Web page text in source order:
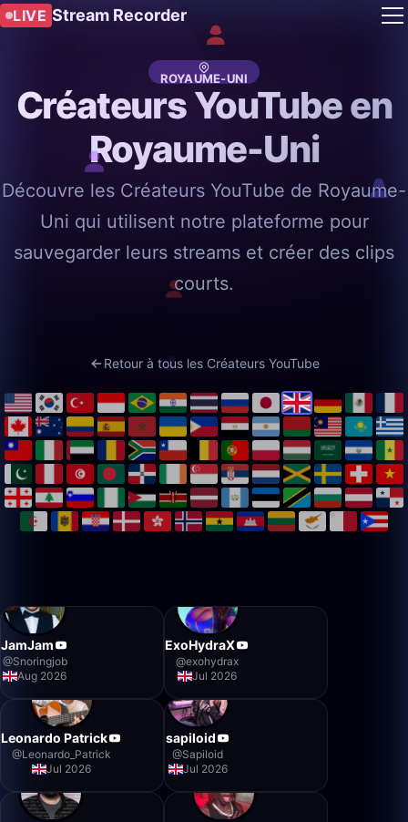
LIVE Stream Recorder
ROYAUME-UNI
Créateurs YouTube en
Royaume-Uni
Découvre les Créateurs YouTube de Royaume-
Uni qui utilisent notre plateforme pour
sauvegarder leurs streams et créer des clips
courts.
Retour à tous les Créateurs YouTube
JamJam
@Snoringjob
Aug 2026
ExoHydraX
@exohydrax
Jul 2026
Leonardo Patrick
@Leonardo_Patrick
Jul 2026
sapiloid
@Sapiloid
Jul 2026